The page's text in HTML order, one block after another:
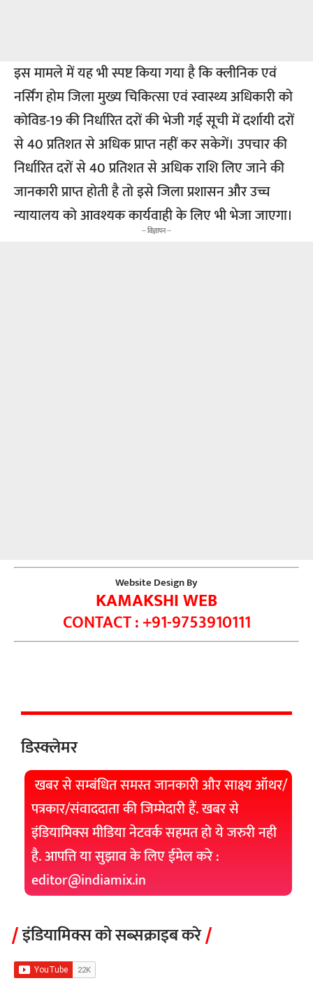
इस मामले में यह भी स्पष्ट किया गया है कि क्लीनिक एवं
नर्सिंग होम जिला मुख्य चिकित्सा एवं स्वास्थ्य अधिकारी को
कोविड-19 की निर्धारित दरों की भेजी गई सूची में दर्शायी दरों
से 40 प्रतिशत से अधिक प्राप्त नहीं कर सकेगें। उपचार की
निर्धारित दरों से 40 प्रतिशत से अधिक राशि लिए जाने की
जानकारी प्राप्त होती है तो इसे जिला प्रशासन और उच्च
न्यायालय को आवश्यक कार्यवाही के लिए भी भेजा जाएगा।
-- विज्ञापन --
Website Design By
KAMAKSHI WEB
CONTACT : +91-9753910111
डिस्क्लेमर
खबर से सम्बंधित समस्त जानकारी और साक्ष्य ऑथर/
पत्रकार/संवाददाता की जिम्मेदारी हैं. खबर से
इंडियामिक्स मीडिया नेटवर्क सहमत हो ये जरुरी नही
है. आपत्ति या सुझाव के लिए ईमेल करे :
editor@indiamix.in
इंडियामिक्स को सब्सक्राइब करे